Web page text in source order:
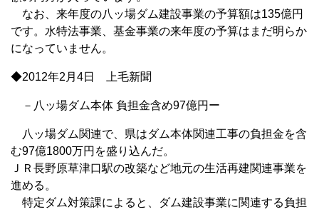
なお、来年度の八ッ場ダム建設事業の予算額は135億円
です。水特法事業、基金事業の来年度の予算はまだ明らか
になっていません。
◆2012年2月4日 上毛新聞
－八ッ場ダム本体 負担金含め97億円ー
八ッ場ダム関連で、県はダム本体関連工事の負担金を含
む97億1800万円を盛り込んだ。
ＪＲ長野原草津口駅の改築など地元の生活再建関連事業を
進める。
特定ダム対策課によると、ダム建設事業に関連する負担